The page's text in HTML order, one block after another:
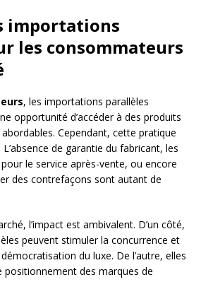
importations
les consommateurs
, les importations parallèles
opportunité d’accéder à des produits
Cependant, cette pratique
L’absence de garantie du fabricant, les
le service après-vente, ou encore
des contrefaçons sont autant de
l’impact est ambivalent. D’un côté,
peuvent stimuler la concurrence et
du luxe. De l’autre, elles
positionnement des marques de